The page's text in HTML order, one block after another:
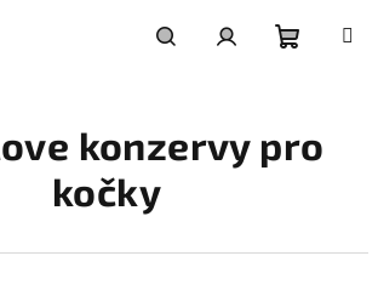
košík
konzervy pro
kočky